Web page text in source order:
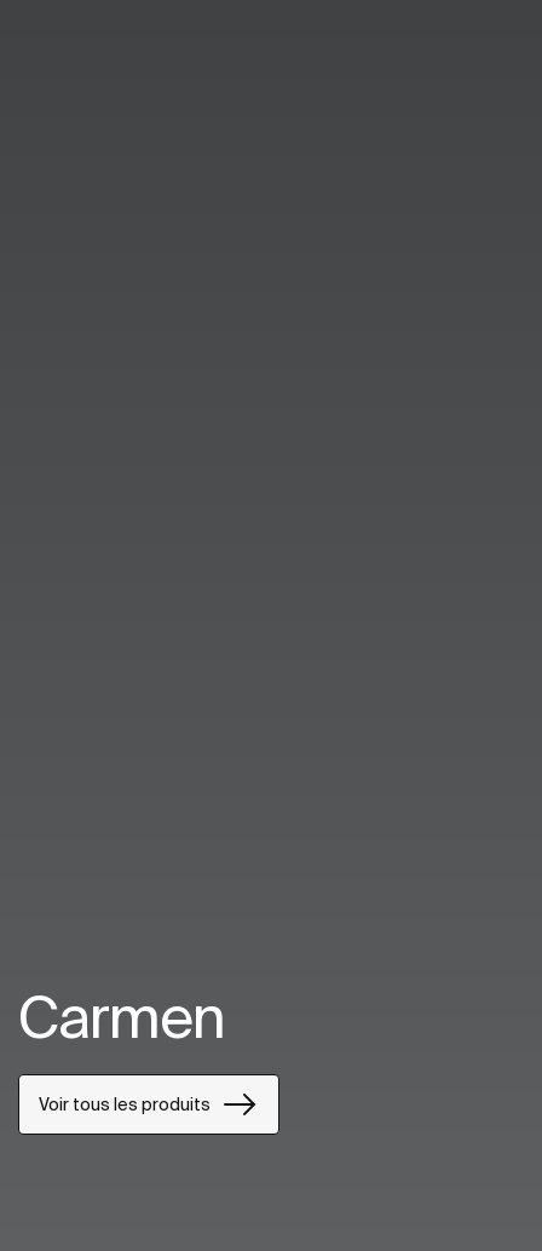
Carmen
Voir tous les produits